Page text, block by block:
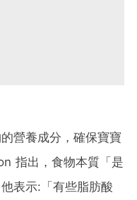
營養成分，確保寶寶
指出，食物本質「是
表示:「有些脂肪酸